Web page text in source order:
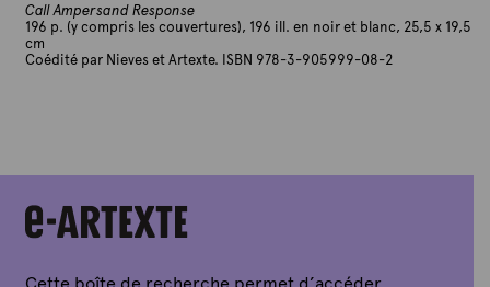
Call Ampersand Response
196 p. (y compris les couvertures), 196 ill. en noir et blanc, 25,5 x 19,5
cm
Coédité par Nieves et Artexte. ISBN 978-3-905999-08-2